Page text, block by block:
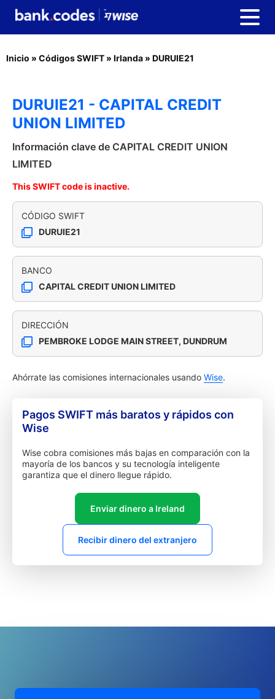
Inicio » Códigos SWIFT » Irlanda » DURUIE21
DURUIE21 - CAPITAL CREDIT
UNION LIMITED
Información clave de CAPITAL CREDIT UNION
LIMITED
This SWIFT code is inactive.
CÓDIGO SWIFT
DURUIE21
BANCO
CAPITAL CREDIT UNION LIMITED
DIRECCIÓN
PEMBROKE LODGE MAIN STREET, DUNDRUM
Ahórrate las comisiones internacionales usando Wise.
Pagos SWIFT más baratos y rápidos con
Wise
Wise cobra comisiones más bajas en comparación con la
mayoría de los bancos y su tecnología inteligente
garantiza que el dinero llegue rápido.
Enviar dinero a Ireland
Recibir dinero del extranjero